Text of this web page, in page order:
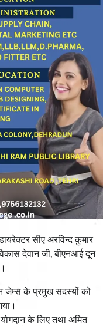
सीए अरविन्द कुमार
देवान जी, बीएनआई दून
जेम्स के प्रमुख सदस्यों को
के लिए तथा अमित